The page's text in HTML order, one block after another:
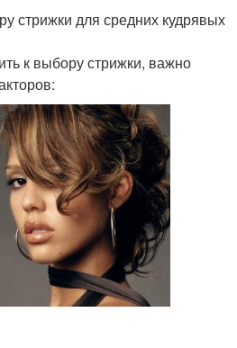
стрижки для средних кудрявых
к выбору стрижки, важно